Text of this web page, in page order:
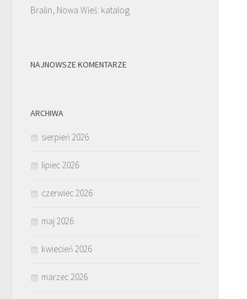
Bralin, Nowa Wieś: katalog
NAJNOWSZE KOMENTARZE
ARCHIWA
sierpień 2026
lipiec 2026
czerwiec 2026
maj 2026
kwiecień 2026
marzec 2026